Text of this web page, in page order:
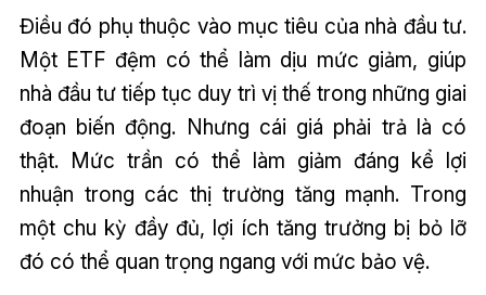
Điều đó phụ thuộc vào mục tiêu của nhà đầu tư.
Một ETF đệm có thể làm dịu mức giảm, giúp
nhà đầu tư tiếp tục duy trì vị thế trong những giai
đoạn biến động. Nhưng cái giá phải trả là có
thật. Mức trần có thể làm giảm đáng kể lợi
nhuận trong các thị trường tăng mạnh. Trong
một chu kỳ đầy đủ, lợi ích tăng trưởng bị bỏ lỡ
đó có thể quan trọng ngang với mức bảo vệ.